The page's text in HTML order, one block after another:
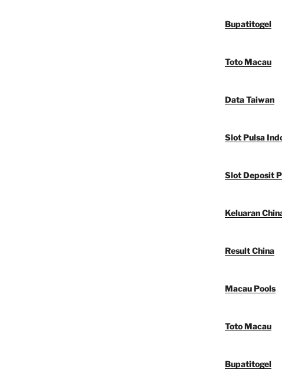
Bupatitogel
Toto Macau
Data Taiwan
Slot Pulsa
Slot Deposit
Keluaran
Result China
Macau Pools
Toto Macau
Bupatitogel